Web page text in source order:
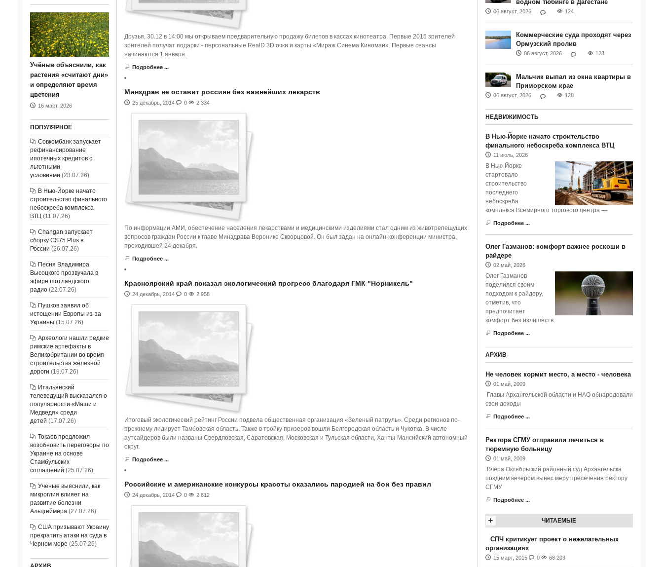
Друзья, 30.12 в 14:00 мы открываем предварительную продажу билетов в кассах кинотеатра. Первые 2015 зрителей
зрителей получат подарки - персональные RealD 3D очки и карты «Мираж Синема Киноман». Первые сеансы
начинаются 1 января.
Подробнее ...
Минздрав не оставит россиян без важнейших лекарств
25 декабрь, 2014 0 2 334
По информации АМИ, обеспечение населения лекарствами и медицинскими изделиями стал одним из животрепещущих
вопросов граждан России к главе Минздрава Веронике Скворцовой. Он был задан на онлайн-конференции министра,
проходившей 24 декабря.
Подробнее ...
Красноярский край показал экологический прогресс благодаря ГМК "Норникель"
24 декабрь, 2014 0 2 958
Итоговый экологический рейтинг России подвела общественная организация «Зеленый патруль». Среди регионов по-
прежнему лидирует Тамбовская область. Также в тройку призеров вошли Белгородская область и Чукотка. В числе
аутсайдеров были названы Свердловская, Саратовская, Московская и Тульская области, Ханты-Мансийский автономный
округ.
Подробнее ...
Российские и американские конкурсы красоты оказались пародией на бои без правил
24 декабрь, 2014 0 2 612
водном тюбинге в Дагестане
06 август, 2026 124
Коммерческие суда проходят через
Ормузский пролив
06 август, 2026 123
Мальчик выпал из окна квартиры в
Приморском крае
06 август, 2026 128
НЕДВИЖИМОСТЬ
В Нью-Йорке начато строительство
финального небоскреба комплекса ВТЦ
11 июль, 2026
В Нью-Йорке
стартовало
строительство
последнего
небоскреба
комплекса Всемирного торгового центра —
Подробнее ...
Олег Газманов: комфорт важнее роскоши в
райдере
02 май, 2026
Олег Газманов
поделился своим
подходом к райдеру,
отметив, что
предпочитает
комфорт без излишеств.
Подробнее ...
АРХИВ
Не человек кормит место, а место - человека
01 май, 2009
Главы Архангельской области и НАО обнародовали
свои доходы
Подробнее ...
Ректора СГМУ отправили лечиться в
тюремную больницу
01 май, 2009
Вчера Октябрьский районный суд Архангельска
поздним вечером вынес меру пресечения ректору
СГМУ
Подробнее ...
ЧИТАЕМЫЕ
+
СПЧ критикует проект о нежелательных
организациях
15 март, 2015 0 68 203
Учёные объяснили, как
растения «считают дни»
и определяют время
цветения
16 март, 2026
ПОПУЛЯРНОЕ
Совкомбанк запускает
рефинансирование
ипотечных кредитов с
льготными
условиями (23.07.26)
В Нью-Йорке начато
строительство финального
небоскреба комплекса
ВТЦ(11.07.26)
Changan запускает
сборку CS75 Plus в
России (26.07.26)
Песня Владимира
Высоцкого прозвучала в
эфире шотландского
радио(22.07.26)
Пушков заявил об
истощении Европы из-за
Украины (15.07.26)
Археологи нашли редкие
римские артефакты в
Великобритании во время
строительства железной
дороги (19.07.26)
Итальянский
телеведущий высказался о
популярности «Маши и
Медведя» среди
детей (17.07.26)
Токаев предложил
возобновить переговоры по
Украине на основе
Стамбульских
соглашений (25.07.26)
Ученые выяснили, как
микроглия влияет на
развитие болезни
Альцгеймера(27.07.26)
США призывают Украину
прекратить атаки на суда в
Черном море (25.07.26)